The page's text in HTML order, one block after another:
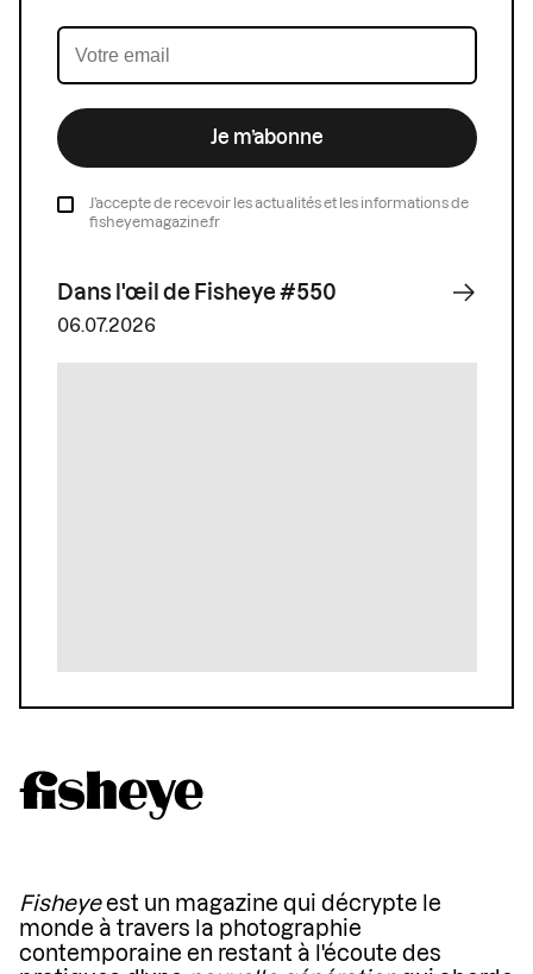
Je m’abonne
J’accepte de recevoir les actualités et les informations de
fisheyemagazine.fr
Dans l'œil de Fisheye #550
06.07.2026
Fisheyeest un magazine qui décrypte le
monde à travers la photographie
contemporaine en restant à l'écoute des